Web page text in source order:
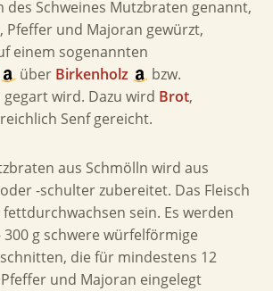
des Schweines Mutzbraten genannt,
Pfeffer und Majoran gewürzt,
einem sogenannten
über Birkenholz
bzw.
wird. Dazu wird Brot,
Senf gereicht.
aus Schmölln wird aus
-schulter zubereitet. Das Fleisch
fettdurchwachsen sein. Es werden
300 g schwere würfelförmige
die für mindestens 12
und Majoran eingelegt